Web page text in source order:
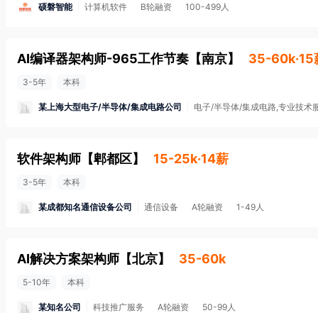
硕磐智能 计算机软件 B轮融资 100-499人
AI编译器架构师-965工作节奏 【南京】 35-60k·15
3-5年 本科
某上海大型电子/半导体/集成电路公司 电子/半导体/集成电路,专业技术
软件架构师 【郫都区】 15-25k·14薪
3-5年 本科
某成都知名通信设备公司 通信设备 A轮融资 1-49人
AI解决方案架构师 【北京】 35-60k
5-10年 本科
某知名公司 科技推广服务 A轮融资 50-99人